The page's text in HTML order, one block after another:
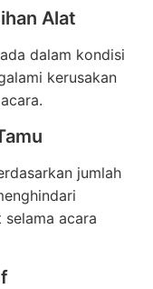
Alat
dalam kondisi
kerusakan
jumlah
acara